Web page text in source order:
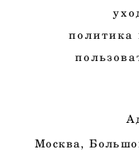
у
политика
п
Москва,